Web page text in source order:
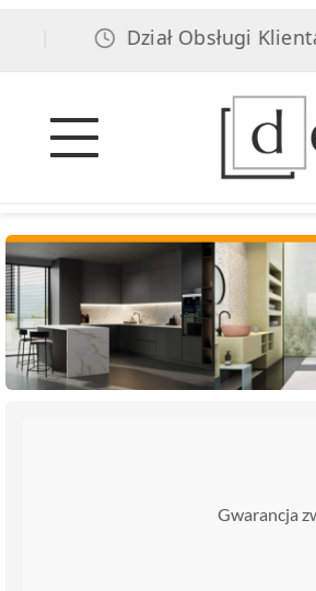
Dział Obsługi Klienta:
Gwarancja